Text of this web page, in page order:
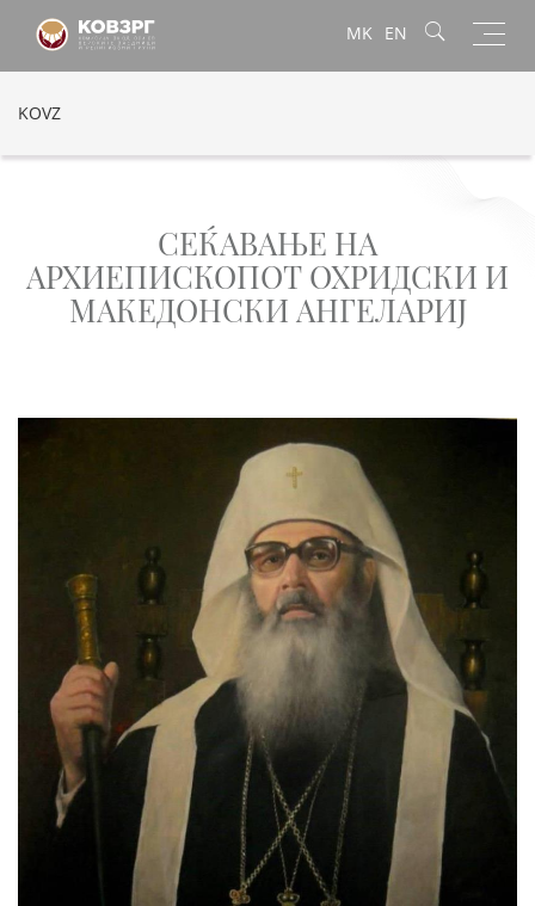
MK EN
KOVZ
СЕЌАВАЊЕ НА
АРХИЕПИСКОПОТ ОХРИДСКИ И
МАКЕДОНСКИ АНГЕЛАРИJ